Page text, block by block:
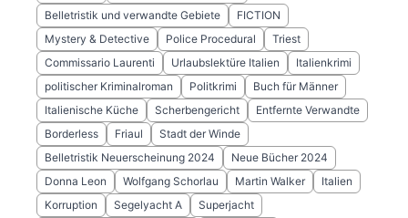
Belletristik und verwandte Gebiete
FICTION
Mystery & Detective
Police Procedural
Triest
Commissario Laurenti
Urlaubslektüre Italien
Italienkrimi
politischer Kriminalroman
Politkrimi
Buch für Männer
Italienische Küche
Scherbengericht
Entfernte Verwandte
Borderless
Friaul
Stadt der Winde
Belletristik Neuerscheinung 2024
Neue Bücher 2024
Donna Leon
Wolfgang Schorlau Martin Walker
Italien
Korruption
Segelyacht A Superjacht